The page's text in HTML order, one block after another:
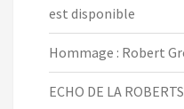
est disponible
Hommage : Robert
ECHO DE LA